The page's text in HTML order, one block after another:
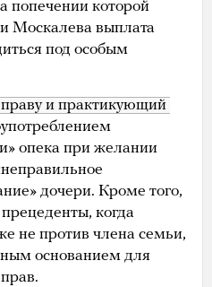
попечении которой
Москалева выплата
под особым
и практикующий
опека при желании
дочери. Кроме того,
когда
не против члена семьи,
основанием для